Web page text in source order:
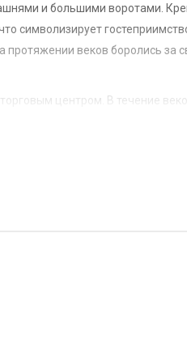
и большими воротами.
символизирует
веков боролись за
центром. В течение
Крепость на флаге является
не имела собственного
символики. Флаг
края и европейские
совета.